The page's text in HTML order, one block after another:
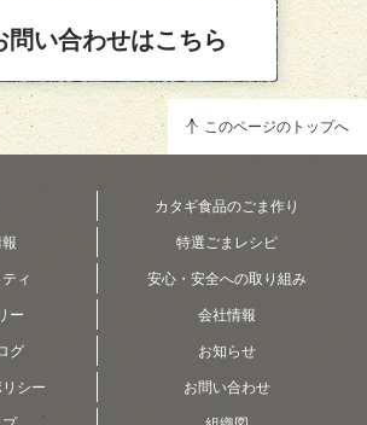
問い合わせはこちら
このページのトップへ
カタギ食品のごま作り
特選ごまレシピ
ィ 安心・安全への取り組み
ー 会社情報
グ お知らせ
シー お問い合わせ